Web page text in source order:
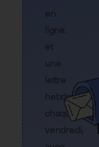
en
ligne,
et
une
lettre
hebdo
chaque
vendredi,